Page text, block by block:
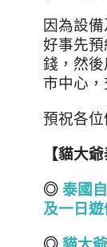
因為設
好事先
錢，然後
市中心
預祝各位
【貓大
◎ 泰國
及一日遊